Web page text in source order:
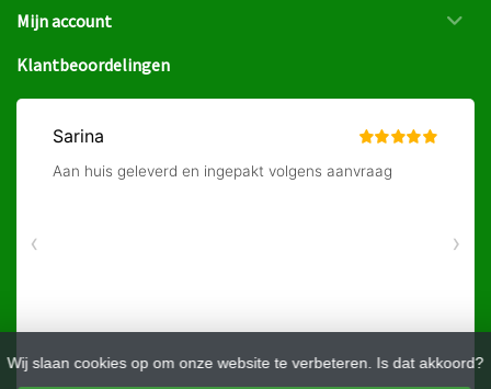
Wij slaan cookies op om onze website te verbeteren. Is dat akkoord?
Mijn account
Klantbeoordelingen